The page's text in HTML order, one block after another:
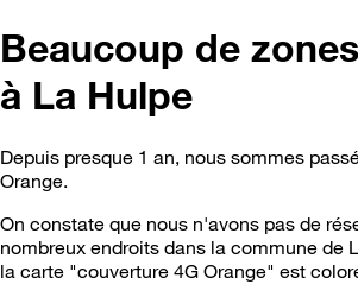
Beaucoup de
à La Hulpe
Depuis presque 1 an, nous sommes
Orange.
On constate que nous n'avons pas de
nombreux endroits dans la commune de
la carte "couverture 4G Orange" est